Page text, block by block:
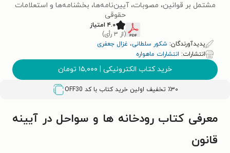
مشتمل بر قوانین، مصوبات، آیین‌نامه‌ها، بخشنامه‌ها و استعلامات
حقوقی
۴.۰ امتیاز
(از ۳ رأی)
پدیدآورندگان: شکور سلطانی، غزال جعفری
انتشارات: انتشارات ماهواره
خرید کتاب الکترونیکی | ۱۵,۰۰۰ تومان
٪۳۰ تخفیف اولین خرید کتاب با کد OFF30
معرفی کتاب رودخانه ها و سواحل در آیینه
قانون